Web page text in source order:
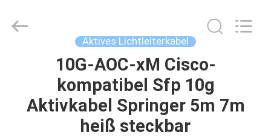
PRODUKTE
Co.,Ltd.
Aktives Lichtleiterkabel
10G-AOC-xM Cisco-
kompatibel Sfp 10g
Aktivkabel Springer 5m 7m
heiß steckbar